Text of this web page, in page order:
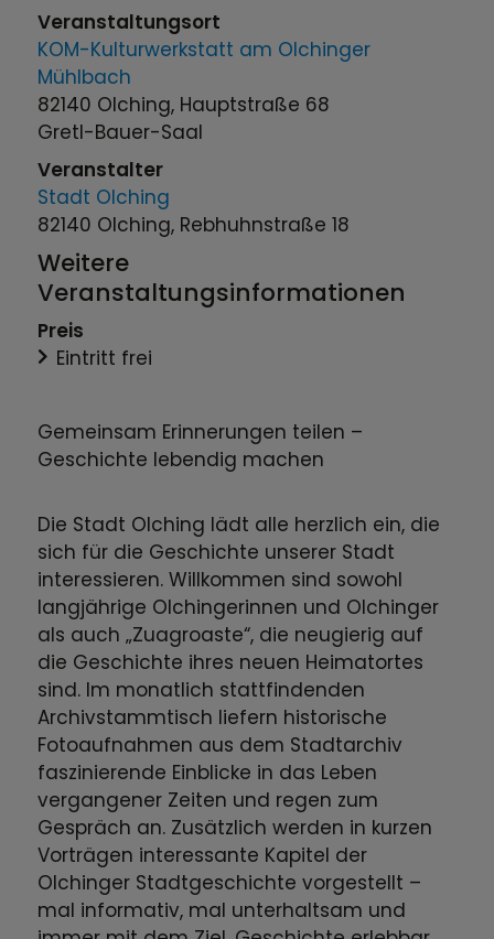
Gemeinsam Erinnerungen teilen –
Geschichte lebendig machen
Die Stadt Olching lädt alle herzlich ein, die
sich für die Geschichte unserer Stadt
interessieren. Willkommen sind sowohl
langjährige Olchingerinnen und Olchinger
als auch „Zuagroaste“, die neugierig auf
die Geschichte ihres neuen Heimatortes
sind. Im monatlich stattfindenden
Archivstammtisch liefern historische
Fotoaufnahmen aus dem Stadtarchiv
faszinierende Einblicke in das Leben
vergangener Zeiten und regen zum
Gespräch an. Zusätzlich werden in kurzen
Vorträgen interessante Kapitel der
Olchinger Stadtgeschichte vorgestellt –
mal informativ, mal unterhaltsam und
Veranstaltungsort
KOM-Kulturwerkstatt am Olchinger
Mühlbach
82140 Olching, Hauptstraße 68
Gretl-Bauer-Saal
Veranstalter
Stadt Olching
82140 Olching, Rebhuhnstraße 18
Weitere
Veranstaltungsinformationen
Preis
Eintritt frei